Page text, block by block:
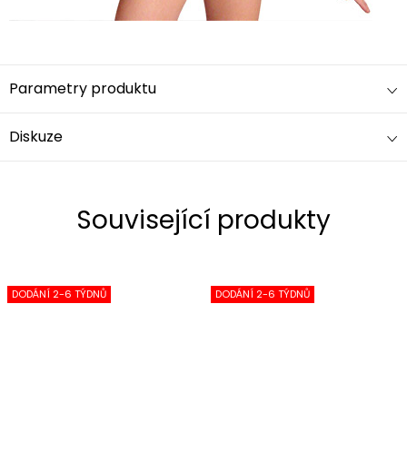
Parametry produktu
Diskuze
Související produkty
DODÁNÍ 2-6 TÝDNŮ DODÁNÍ 2-6 TÝDNŮ